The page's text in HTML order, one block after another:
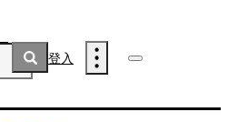
登入